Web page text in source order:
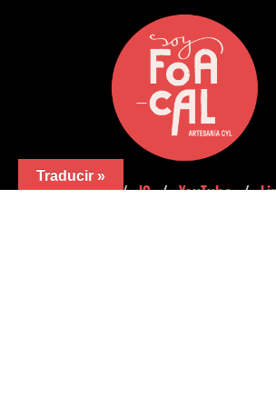
FB./IG./YouTube./
Traducir »